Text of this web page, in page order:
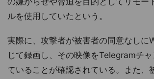
ルを使用していたという。
実際に、攻撃者が被害者の同意なしに
じて録画し、その映像をTelegramチ
ていることが確認されている。また、